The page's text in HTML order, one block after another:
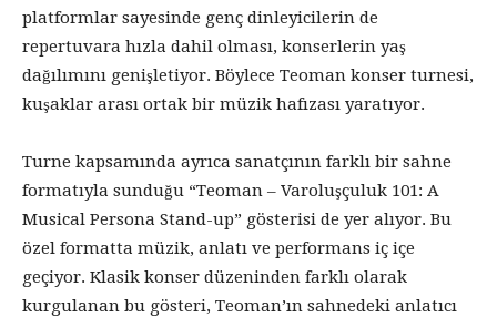
platformlar sayesinde genç dinleyicilerin de
repertuvara hızla dahil olması, konserlerin yaş
dağılımını genişletiyor. Böylece Teoman konser turnesi,
kuşaklar arası ortak bir müzik hafızası yaratıyor.
Turne kapsamında ayrıca sanatçının farklı bir sahne
formatıyla sunduğu “Teoman – Varoluşçuluk 101: A
Musical Persona Stand-up” gösterisi de yer alıyor. Bu
özel formatta müzik, anlatı ve performans iç içe
geçiyor. Klasik konser düzeninden farklı olarak
kurgulanan bu gösteri, Teoman’ın sahnedeki anlatıcı